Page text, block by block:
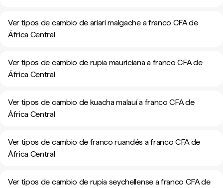
Ver tipos de cambio de ariari malgache a franco CFA de
África Central
Ver tipos de cambio de rupia mauriciana a franco CFA de
África Central
Ver tipos de cambio de kuacha malauí a franco CFA de
África Central
Ver tipos de cambio de franco ruandés a franco CFA de
África Central
Ver tipos de cambio de rupia seychellense a franco CFA de